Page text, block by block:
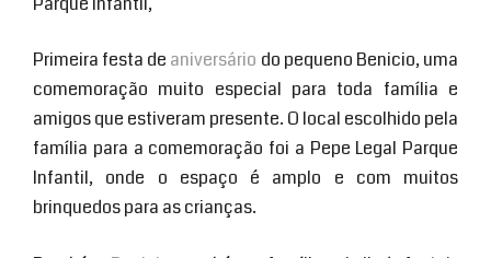
Primeira festa de aniversário do pequeno Benicio, uma
comemoração muito especial para toda família e
amigos que estiveram presente. O local escolhido pela
família para a comemoração foi a Pepe Legal Parque
Infantil, onde o espaço é amplo e com muitos
brinquedos para as crianças.